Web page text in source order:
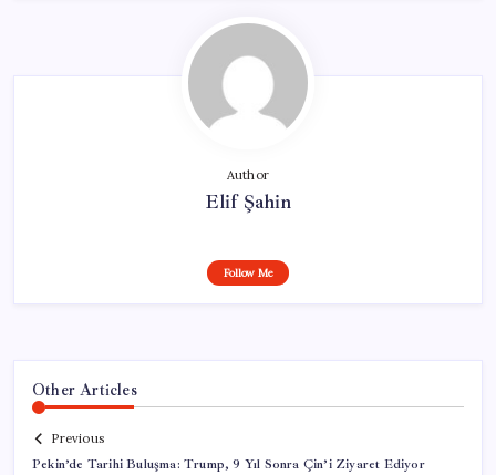
Author
Elif Şahin
Follow Me
Other Articles
Previous
Pekin’de Tarihi Buluşma: Trump, 9 Yıl Sonra Çin’i Ziyaret Ediyor